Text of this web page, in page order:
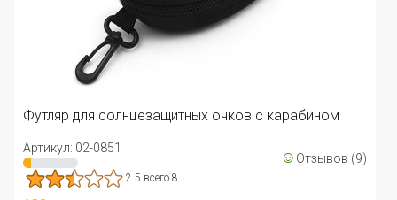
Отзывов (9)
Футляр средний для солнцезащитных
карабином
122 р.